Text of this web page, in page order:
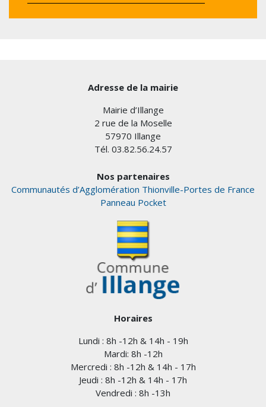
Adresse de la mairie
Mairie d’Illange
2 rue de la Moselle
57970 Illange
Tél. 03.82.56.24.57
Nos partenaires
Communautés d’Agglomération Thionville-Portes de France
Panneau Pocket
Horaires
Lundi : 8h -12h & 14h - 19h
Mardi: 8h -12h
Mercredi : 8h -12h & 14h - 17h
Jeudi : 8h -12h & 14h - 17h
Vendredi : 8h -13h